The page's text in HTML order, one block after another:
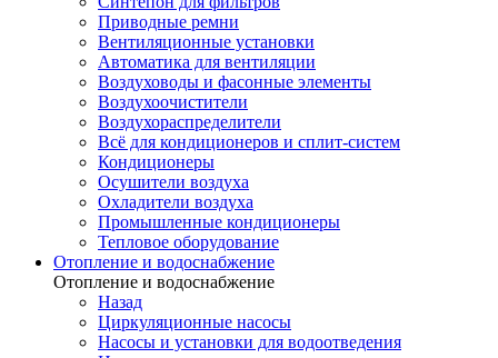
Приводные ремни
Вентиляционные установки
Автоматика для вентиляции
Воздуховоды и фасонные элементы
Воздухоочистители
Воздухораспределители
Всё для кондиционеров и сплит-систем
Кондиционеры
Осушители воздуха
Охладители воздуха
Промышленные кондиционеры
Тепловое оборудование
Отопление и водоснабжение
Отопление и водоснабжение
Назад
Циркуляционные насосы
Насосы и установки для водоотведения